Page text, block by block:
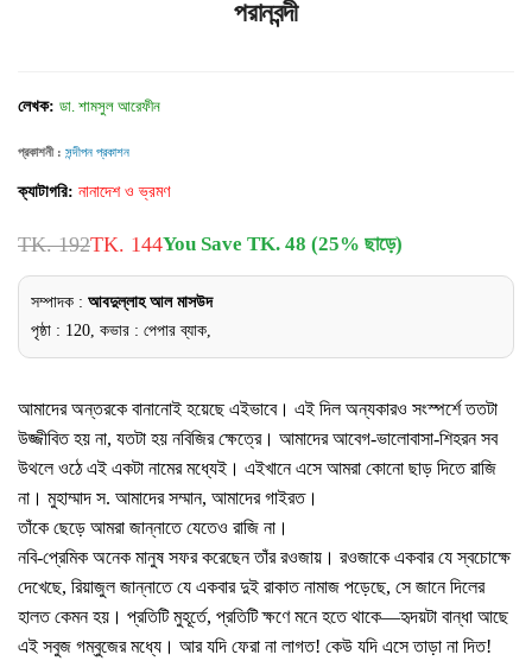
পরানবন্দী
লেখক: ডা. শামসুল আরেফীন
প্রকাশনী : সন্দীপন প্রকাশন
ক্যাটাগরি: নানাদেশ ও ভ্রমণ
TK. 192TK. 144You Save TK. 48 (25% ছাড়ে)
সম্পাদক : আবদুল্লাহ আল মাসউদ
পৃষ্ঠা : 120, কভার : পেপার ব্যাক,
আমাদের অন্তরকে বানানোই হয়েছে এইভাবে। এই দিল অন্যকারও সংস্পর্শে ততটা
উজ্জীবিত হয় না, যতটা হয় নবিজির ক্ষেত্রে। আমাদের আবেগ-ভালোবাসা-শিহরন সব
উথলে ওঠে এই একটা নামের মধ্যেই। এইখানে এসে আমরা কোনো ছাড় দিতে রাজি
না। মুহাম্মাদ স. আমাদের সম্মান, আমাদের গাইরত।
তাঁকে ছেড়ে আমরা জান্নাতে যেতেও রাজি না।
নবি-প্রেমিক অনেক মানুষ সফর করেছেন তাঁর রওজায়। রওজাকে একবার যে স্বচোক্ষে
দেখেছে, রিয়াজুল জান্নাতে যে একবার দুই রাকাত নামাজ পড়েছে, সে জানে দিলের
হালত কেমন হয়। প্রতিটি মুহূর্তে, প্রতিটি ক্ষণে মনে হতে থাকে—হৃদয়টা বান্ধা আছে
এই সবুজ গম্বুজের মধ্যে। আর যদি ফেরা না লাগত! কেউ যদি এসে তাড়া না দিত!